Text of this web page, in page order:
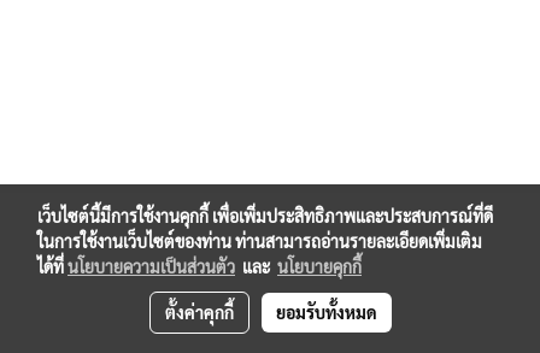
เว็บไซต์นี้มีการใช้งานคุกกี้ เพื่อเพิ่มประสิทธิภาพและประสบการณ์ที่ดี
ในการใช้งานเว็บไซต์ของท่าน ท่านสามารถอ่านรายละเอียดเพิ่มเติม
ได้ที่นโยบายความเป็นส่วนตัว และ นโยบายคุกกี้
ตั้งค่าคุกกี้ ยอมรับทั้งหมด